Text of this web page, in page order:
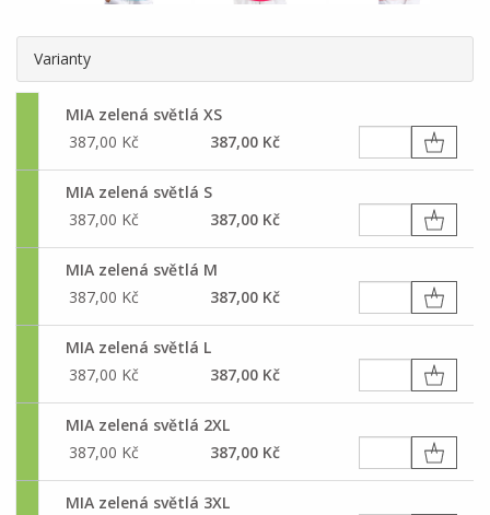
Varianty
MIA zelená světlá XS
387,00 Kč
387,00 Kč
MIA zelená světlá S
387,00 Kč
387,00 Kč
MIA zelená světlá M
387,00 Kč
387,00 Kč
MIA zelená světlá L
387,00 Kč
387,00 Kč
MIA zelená světlá 2XL
387,00 Kč
387,00 Kč
MIA zelená světlá 3XL